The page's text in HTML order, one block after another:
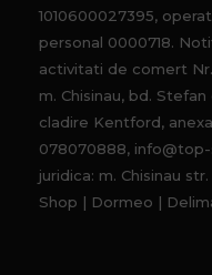
1010600027395,
personal 0000718.
activitati de comert Nr.
m. Chisinau, bd.
cladire Kentford,
078070888,
juridica: m. Chisinau
Shop | Dormeo |